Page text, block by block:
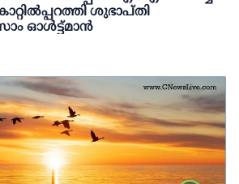
ശുഭാപ്തി
ഓള്‍ട്ട്മാന്‍